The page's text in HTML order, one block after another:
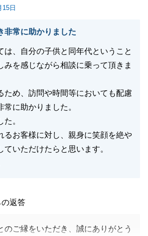
しましたが、不動産の良きパートナ
も末永いお付き合いのほど、よろし
ます。
15日
非常に助かりました
は、自分の子供と同年代ということ
みを感じながら相談に乗って頂きま
ため、訪問や時間等においても配慮
常に助かりました。
。
るお客様に対し、親身に笑顔を絶や
ていただけたらと思います。
返答
のご縁をいただき、誠にありがとう